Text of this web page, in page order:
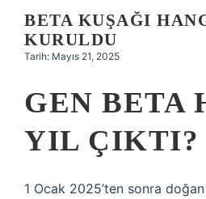
Hakkımızda
BETA KUŞAĞI
KURULDU
Tarih: Mayıs 21, 2025
GEN BETA
YIL ÇIKTI?
1 Ocak 2025’ten sonra